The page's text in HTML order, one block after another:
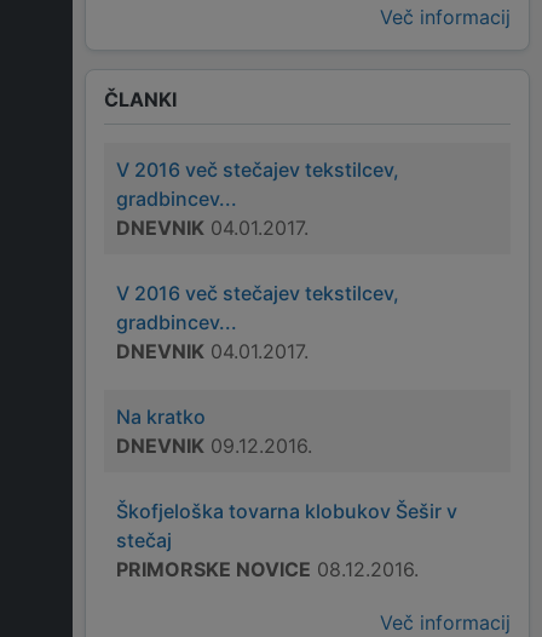
Več informacij
ČLANKI
V 2016 več stečajev tekstilcev,
gradbincev...
DNEVNIK 04.01.2017.
V 2016 več stečajev tekstilcev,
gradbincev...
DNEVNIK 04.01.2017.
Na kratko
DNEVNIK 09.12.2016.
Škofjeloška tovarna klobukov Šešir v
stečaj
PRIMORSKE NOVICE 08.12.2016.
Več informacij